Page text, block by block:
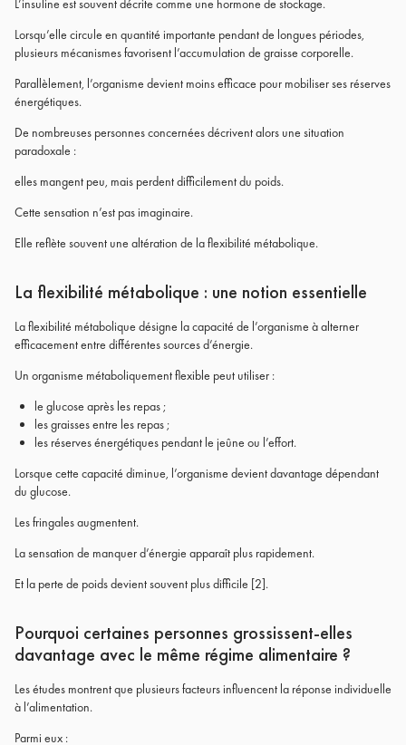
L’insuline est souvent décrite comme une hormone de stockage.
Lorsqu’elle circule en quantité importante pendant de longues périodes,
plusieurs mécanismes favorisent l’accumulation de graisse corporelle.
Parallèlement, l’organisme devient moins efficace pour mobiliser ses réserves
énergétiques.
De nombreuses personnes concernées décrivent alors une situation
paradoxale :
elles mangent peu, mais perdent difficilement du poids.
Cette sensation n’est pas imaginaire.
Elle reflète souvent une altération de la flexibilité métabolique.
La flexibilité métabolique : une notion essentielle
La flexibilité métabolique désigne la capacité de l’organisme à alterner
efficacement entre différentes sources d’énergie.
Un organisme métaboliquement flexible peut utiliser :
le glucose après les repas ;
les graisses entre les repas ;
les réserves énergétiques pendant le jeûne ou l’effort.
Lorsque cette capacité diminue, l’organisme devient davantage dépendant
du glucose.
Les fringales augmentent.
La sensation de manquer d’énergie apparaît plus rapidement.
Et la perte de poids devient souvent plus difficile [2].
Pourquoi certaines personnes grossissent-elles
davantage avec le même régime alimentaire ?
Les études montrent que plusieurs facteurs influencent la réponse individuelle
à l’alimentation.
Parmi eux :